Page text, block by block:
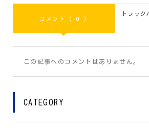
コメント ( 0 )
トラッ
この記事へのコメントはありません。
CATEGORY